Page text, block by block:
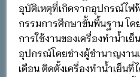
อุบัติเหตุที่เกิดจากอุปกรณ์ไฟ
กรรมการศึกษาขั้นพื้นฐาน โด
การใช้งานของเครื่องทำน้ำเ
อุปกรณ์โดยช่างผู้ชำนาญงาน
เดือน ติดตั้งเครื่องทำน้ำเย็น